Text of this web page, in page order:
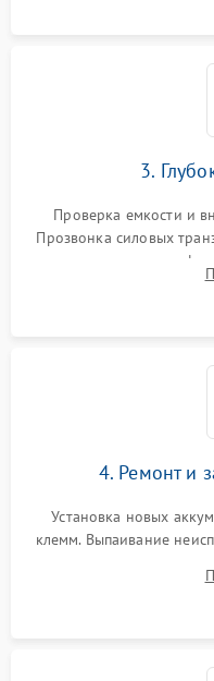
3.
Проверка емкости и
Прозвонка силовых
переключения и
конденсаторов и
4. Ремонт и
Установка новых
клемм. Выпаивание
цепи зарядки и
Восстановление